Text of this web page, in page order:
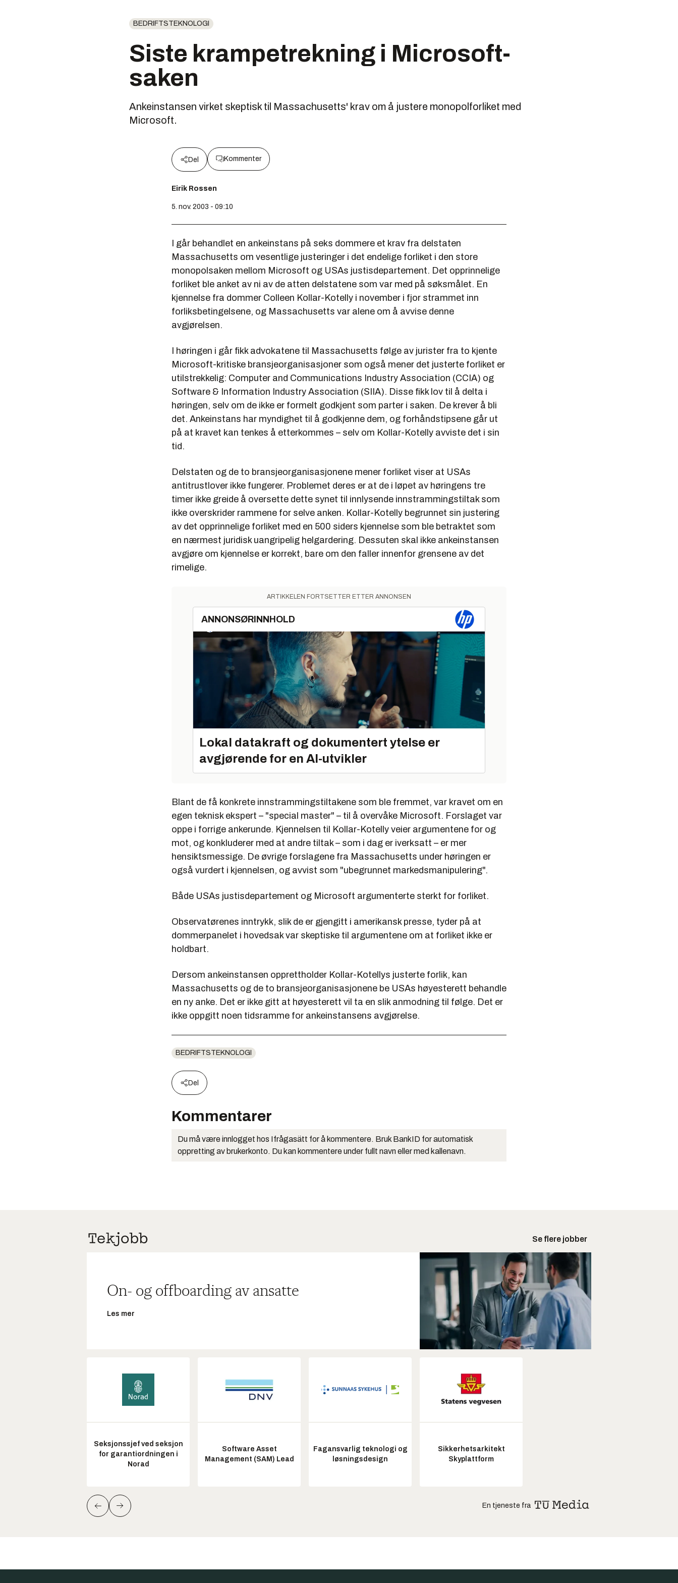
BEDRIFTSTEKNOLOGI
Siste krampetrekning i Microsoft-
saken
Ankeinstansen virket skeptisk til Massachusetts' krav om å justere monopolforliket med
Microsoft.
Del Kommenter
Eirik Rossen
5. nov. 2003 - 09:10
I går behandlet en ankeinstans på seks dommere et krav fra delstaten
Massachusetts om vesentlige justeringer i det endelige forliket i den store
monopolsaken mellom Microsoft og USAs justisdepartement. Det opprinnelige
forliket ble anket av ni av de atten delstatene som var med på søksmålet. En
kjennelse fra dommer Colleen Kollar-Kotelly i november i fjor strammet inn
forliksbetingelsene, og Massachusetts var alene om å avvise denne
avgjørelsen.
I høringen i går fikk advokatene til Massachusetts følge av jurister fra to kjente
Microsoft-kritiske bransjeorganisasjoner som også mener det justerte forliket er
utilstrekkelig: Computer and Communications Industry Association (CCIA) og
Software & Information Industry Association (SIIA). Disse fikk lov til å delta i
høringen, selv om de ikke er formelt godkjent som parter i saken. De krever å bli
det. Ankeinstans har myndighet til å godkjenne dem, og forhåndstipsene går ut
på at kravet kan tenkes å etterkommes – selv om Kollar-Kotelly avviste det i sin
tid.
Delstaten og de to bransjeorganisasjonene mener forliket viser at USAs
antitrustlover ikke fungerer. Problemet deres er at de i løpet av høringens tre
timer ikke greide å oversette dette synet til innlysende innstrammingstiltak som
ikke overskrider rammene for selve anken. Kollar-Kotelly begrunnet sin justering
av det opprinnelige forliket med en 500 siders kjennelse som ble betraktet som
en nærmest juridisk uangripelig helgardering. Dessuten skal ikke ankeinstansen
avgjøre om kjennelse er korrekt, bare om den faller innenfor grensene av det
rimelige.
ARTIKKELEN FORTSETTER ETTER ANNONSEN
ANNONSØRINNHOLD
Lokal datakraft og dokumentert ytelse er
avgjørende for en AI-utvikler
Blant de få konkrete innstrammingstiltakene som ble fremmet, var kravet om en
egen teknisk ekspert – "special master" – til å overvåke Microsoft. Forslaget var
oppe i forrige ankerunde. Kjennelsen til Kollar-Kotelly veier argumentene for og
mot, og konkluderer med at andre tiltak – som i dag er iverksatt – er mer
hensiktsmessige. De øvrige forslagene fra Massachusetts under høringen er
også vurdert i kjennelsen, og avvist som "ubegrunnet markedsmanipulering".
Både USAs justisdepartement og Microsoft argumenterte sterkt for forliket.
Observatørenes inntrykk, slik de er gjengitt i amerikansk presse, tyder på at
dommerpanelet i hovedsak var skeptiske til argumentene om at forliket ikke er
holdbart.
Dersom ankeinstansen opprettholder Kollar-Kotellys justerte forlik, kan
Massachusetts og de to bransjeorganisasjonene be USAs høyesterett behandle
en ny anke. Det er ikke gitt at høyesterett vil ta en slik anmodning til følge. Det er
ikke oppgitt noen tidsramme for ankeinstansens avgjørelse.
BEDRIFTSTEKNOLOGI
Del
Kommentarer
Du må være innlogget hos Ifrågasätt for å kommentere. Bruk BankID for automatisk
oppretting av brukerkonto. Du kan kommentere under fullt navn eller med kallenavn.
Se flere jobber
On- og offboarding av ansatte
Les mer
Seksjonssjef ved seksjon
for garantiordningen i
Norad
Software Asset
Management (SAM) Lead
Fagansvarlig teknologi og
løsningsdesign
Sikkerhetsarkitekt
Skyplattform
En tjeneste fra